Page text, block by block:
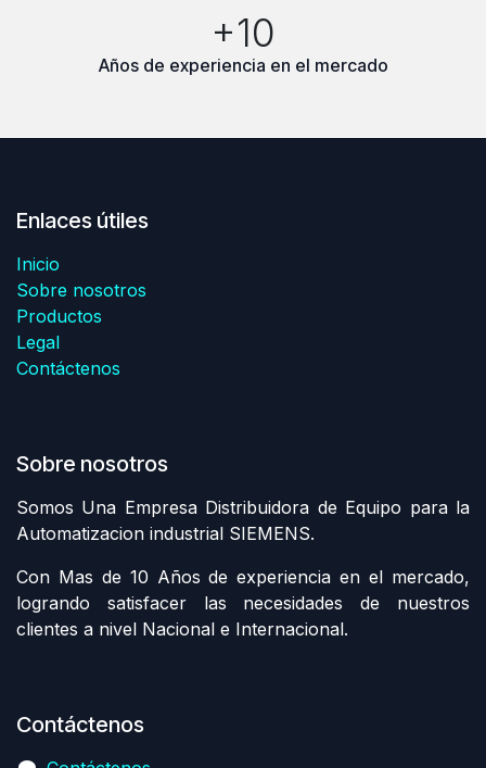
+10
Años de experiencia en el mercado
Enlaces útiles
Inicio
Sobre nosotros
Productos
Legal
Contáctenos
Sobre nosotros
Somos Una Empresa Distribuidora de Equipo para la
Automatizacion industrial SIEMENS.
Con Mas de 10 Años de experiencia en el mercado,
logrando satisfacer las necesidades de nuestros
clientes a nivel Nacional e Internacional.
Contáctenos